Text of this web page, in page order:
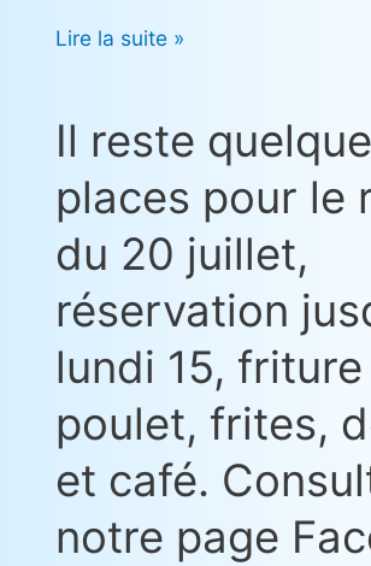
Lire la suite »
Il reste
places pour le
du 20 juillet,
réservation
lundi 15,
poulet, frites,
et café.
notre page
Il
reste
quelques
places
pour
le
repas
du
juillet,
réservation
jusqu’à
lundi